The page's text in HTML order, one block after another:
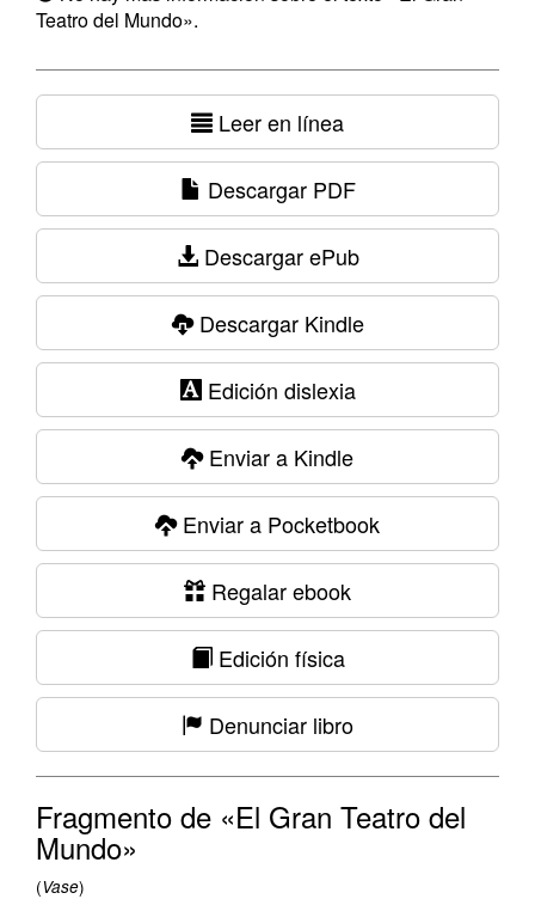
Teatro del Mundo».
Leer en línea
Descargar PDF
Descargar ePub
Descargar Kindle
Edición dislexia
Enviar a Kindle
Enviar a Pocketbook
Regalar ebook
Edición física
Denunciar libro
Fragmento de «El Gran Teatro del
Mundo»
(Vase)